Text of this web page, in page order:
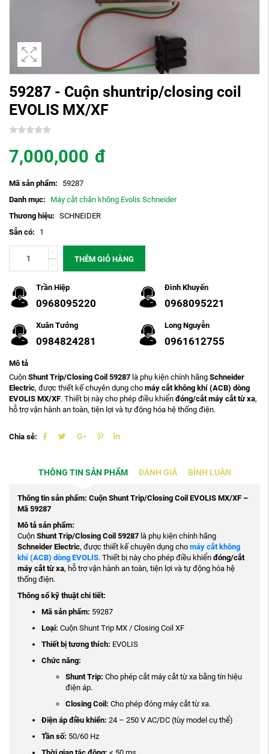
59287 - Cuộn shuntrip/closing coil
EVOLIS MX/XF
7,000,000 đ
Mã sản phẩm:
59287
Danh mục:
Máy cắt chân không Evolis Schneider
Thương hiệu: SCHNEIDER
Sẵn có:
1
THÊM GIỎ HÀNG
Trần Hiệp
0968095220
Đình Khuyến
0968095221
Xuân Tưởng
0984824281
Long Nguyễn
0961612755
Mô tả
Cuộn Shunt Trip/Closing Coil 59287 là phụ kiện chính hãng Schneider
Electric, được thiết kế chuyên dụng cho máy cắt không khí (ACB) dòng
EVOLIS MX/XF. Thiết bị này cho phép điều khiển đóng/cắt máy cắt từ xa,
hỗ trợ vận hành an toàn, tiện lợi và tự động hóa hệ thống điện.
Chia sẻ:
THÔNG TIN SẢN PHẨM ĐÁNH GIÁ BÌNH LUẬN
Thông tin sản phẩm: Cuộn Shunt Trip/Closing Coil EVOLIS MX/XF –
Mã 59287
Mô tả sản phẩm:
Cuộn Shunt Trip/Closing Coil 59287là phụ kiện chính hãng
Schneider Electric, được thiết kế chuyên dụng cho máy cắt không
khí (ACB) dòng EVOLIS. Thiết bị này cho phép điều khiển đóng/cắt
máy cắt từ xa, hỗ trợ vận hành an toàn, tiện lợi và tự động hóa hệ
thống điện.
Thông số kỹ thuật chi tiết:
Mã sản phẩm: 59287
Loại: Cuộn Shunt Trip MX / Closing Coil XF
Thiết bị tương thích: EVOLIS
Chức năng:
Shunt Trip: Cho phép cắt máy cắt từ xa bằng tín hiệu
điện áp.
Closing Coil: Cho phép đóng máy cắt từ xa.
Điện áp điều khiển: 24 – 250 V AC/DC (tùy model cụ thể)
Tần số: 50/60 Hz